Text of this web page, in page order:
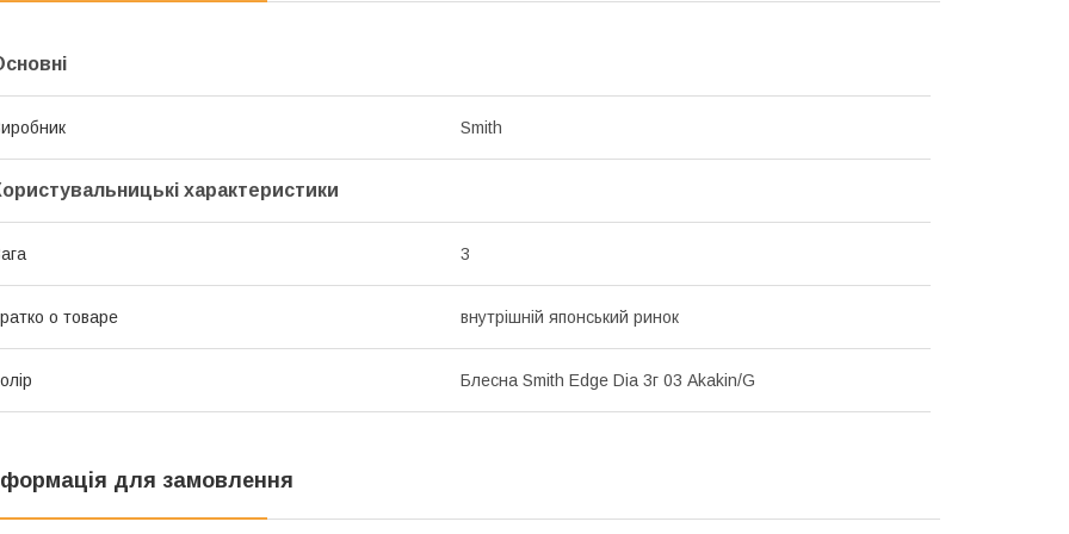
Smith
характеристики
3
о товаре внутрішній японський ринок
Блесна Smith Edge Dia 3г 03 Akakin/G
для замовлення